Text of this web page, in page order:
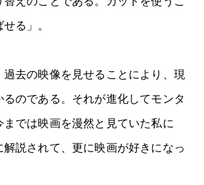
る」。
去の映像を見せることにより、現
のである。それが進化してモンタ
では映画を漫然と見ていた私に
説されて、更に映画が好きになっ